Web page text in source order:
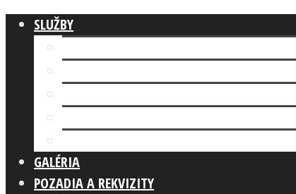
SLUŽBY
GALÉRIA
POZADIA A REKVIZITY